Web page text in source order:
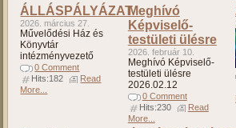
ÁLLÁSPÁLYÁZAT
2026. március 27.
Művelődési Ház és
Könyvtár
intézményvezető
0 Comment
Hits:182
Read
More...
Meghívó
Képviselő-
testületi ülésre
2026. február 10.
Meghívó Képviselő-
testületi ülésre
2026.02.12
0 Comment
Hits:230
Read
More...